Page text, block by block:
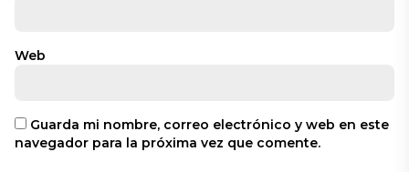
Web
Guarda mi nombre, correo electrónico y web en este
navegador para la próxima vez que comente.